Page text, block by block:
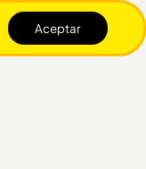
Aceptar